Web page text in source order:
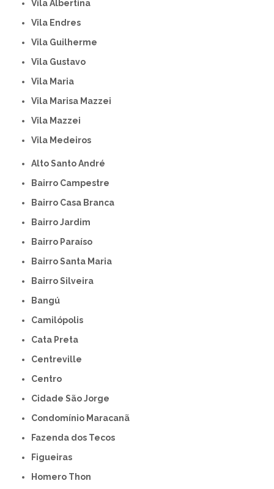
Vila Albertina
Vila Endres
Vila Guilherme
Vila Gustavo
Vila Maria
Vila Marisa Mazzei
Vila Mazzei
Vila Medeiros
Alto Santo André
Bairro Campestre
Bairro Casa Branca
Bairro Jardim
Bairro Paraíso
Bairro Santa Maria
Bairro Silveira
Bangú
Camilópolis
Cata Preta
Centreville
Centro
Cidade São Jorge
Condomínio Maracanã
Fazenda dos Tecos
Figueiras
Homero Thon